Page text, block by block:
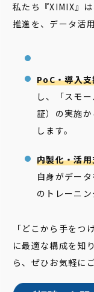
私たち『XIMIX』
推進を、データ活
PoC・導入
し、「スモ
証）の実施
します。
内製化・活
自身がデー
のトレーニン
「どこから手をつ
に最適な構成を知
ら、ぜひお気軽に